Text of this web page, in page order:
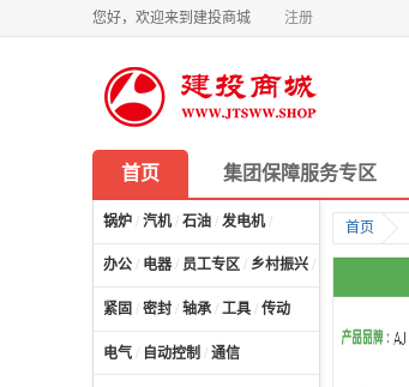
您好，欢迎来到建投商城 注册
首页 集团保障服务专区
锅炉 / 汽机/ 石油 / 发电机/
办公 / 电器 / 员工专区 / 乡村振兴 /
紧固 / 密封 / 轴承 / 工具 / 传动
电气 / 自动控制 / 通信
首页